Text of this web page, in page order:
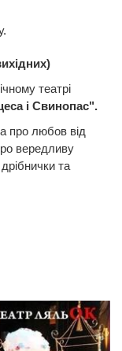
театрі
і Свинопас".
про любов від
вередливу
та